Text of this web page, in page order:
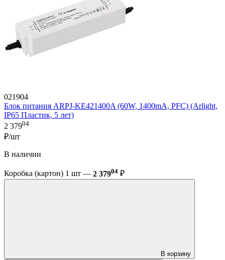
021904
Блок питания ARPJ-KE421400A (60W, 1400mA, PFC) (Arlight,
IP65 Пластик, 5 лет)
2 37904
₽/шт
В наличии
Коробка (картон) 1 шт — 2 37904 ₽
В корзину